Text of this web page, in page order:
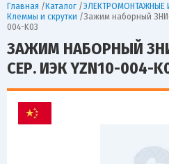
Главная /Каталог /ЭЛЕКТРОМОНТАЖНЫЕ
Клеммы и скрутки /Зажим наборный ЗНИ-
004-K03
ЗАЖИМ НАБОРНЫЙ
СЕР. ИЭК YZN10-004-